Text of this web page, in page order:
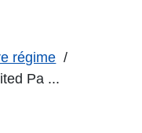
régime
Pa ...